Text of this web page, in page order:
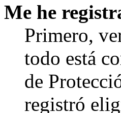
Me he
Primero,
todo está
de
registró